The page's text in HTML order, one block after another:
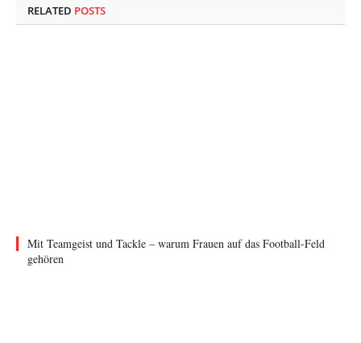
RELATED POSTS
Mit Teamgeist und Tackle – warum Frauen auf das Football-Feld
gehören